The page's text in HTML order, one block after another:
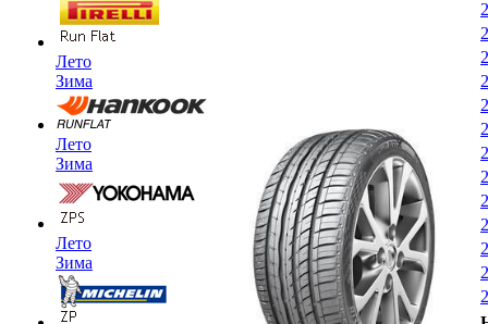
Лето
Зима
Лето
Зима
Лето
Зима